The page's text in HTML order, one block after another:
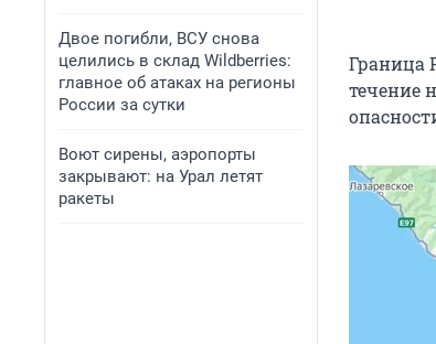
Двое погибли, ВСУ снова
целились в склад Wildberries:
главное об атаках на регионы
России за сутки
Воют сирены, аэропорты
закрывают: на Урал летят
ракеты
Граница
течение